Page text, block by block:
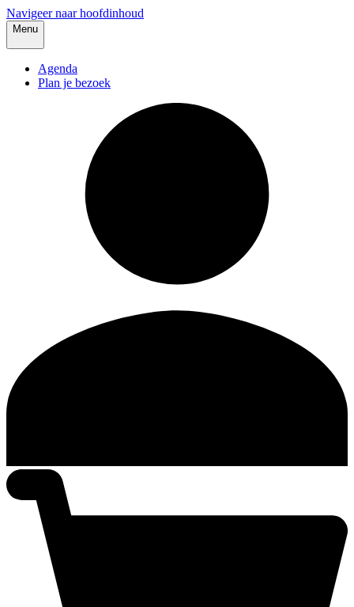
Navigeer naar hoofdinhoud
Menu
Agenda
Plan je bezoek